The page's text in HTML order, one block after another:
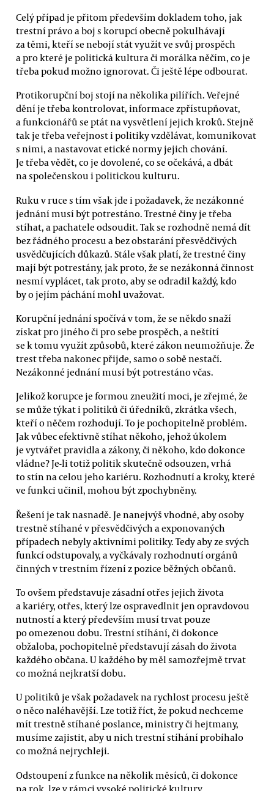
Celý případ je přitom především dokladem toho, jak
trestní právo a boj s korupcí obecně pokulhávají
za těmi, kteří se nebojí stát využít ve svůj prospěch
a pro které je politická kultura či morálka něčím, co je
třeba pokud možno ignorovat. Či ještě lépe odbourat.
Protikorupční boj stojí na několika pilířích. Veřejné
dění je třeba kontrolovat, informace zpřístupňovat,
a funkcionářů se ptát na vysvětlení jejich kroků. Stejně
tak je třeba veřejnost i politiky vzdělávat, komunikovat
s nimi, a nastavovat etické normy jejich chování.
Je třeba vědět, co je dovolené, co se očekává, a dbát
na společenskou i politickou kulturu.
Ruku v ruce s tím však jde i požadavek, že nezákonné
jednání musí být potrestáno. Trestné činy je třeba
stíhat, a pachatele odsoudit. Tak se rozhodně nemá dít
bez řádného procesu a bez obstarání přesvědčivých
usvědčujících důkazů. Stále však platí, že trestné činy
mají být potrestány, jak proto, že se nezákonná činnost
nesmí vyplácet, tak proto, aby se odradil každý, kdo
by o jejím páchání mohl uvažovat.
Korupční jednání spočívá v tom, že se někdo snaží
získat pro jiného či pro sebe prospěch, a neštítí
se k tomu využít způsobů, které zákon neumožňuje. Že
trest třeba nakonec přijde, samo o sobě nestačí.
Nezákonné jednání musí být potrestáno včas.
Jelikož korupce je formou zneužití moci, je zřejmé, že
se může týkat i politiků či úředníků, zkrátka všech,
kteří o něčem rozhodují. To je pochopitelně problém.
Jak vůbec efektivně stíhat někoho, jehož úkolem
je vytvářet pravidla a zákony, či někoho, kdo dokonce
vládne? Je-li totiž politik skutečně odsouzen, vrhá
to stín na celou jeho kariéru. Rozhodnutí a kroky, které
ve funkci učinil, mohou být zpochybněny.
Řešení je tak nasnadě. Je nanejvýš vhodné, aby osoby
trestně stíhané v přesvědčivých a exponovaných
případech nebyly aktivními politiky. Tedy aby ze svých
funkcí odstupovaly, a vyčkávaly rozhodnutí orgánů
činných v trestním řízení z pozice běžných občanů.
To ovšem představuje zásadní otřes jejich života
a kariéry, otřes, který lze ospravedlnit jen opravdovou
nutností a který především musí trvat pouze
po omezenou dobu. Trestní stíhání, či dokonce
obžaloba, pochopitelně představují zásah do života
každého občana. U každého by měl samozřejmě trvat
co možná nejkratší dobu.
U politiků je však požadavek na rychlost procesu ještě
o něco naléhavější. Lze totiž říct, že pokud nechceme
mít trestně stíhané poslance, ministry či hejtmany,
musíme zajistit, aby u nich trestní stíhání probíhalo
co možná nejrychleji.
Odstoupení z funkce na několik měsíců, či dokonce
na rok, lze v rámci vysoké politické kultury